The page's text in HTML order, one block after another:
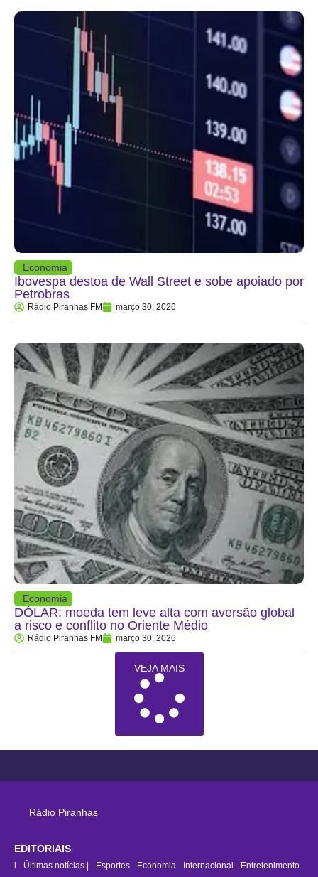
Economia
Ibovespa destoa de Wall Street e sobe apoiado por
Petrobras
Rádio Piranhas FM março 30, 2026
Economia
DÓLAR: moeda tem leve alta com aversão global
a risco e conflito no Oriente Médio
Rádio Piranhas FM março 30, 2026
VEJA MAIS
Rádio Piranhas
EDITORIAIS
Últimas notícias | Esportes Economia Internacional Entretenimento